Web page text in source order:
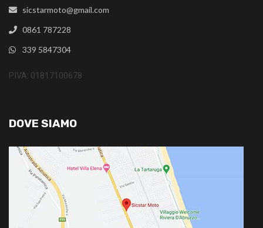
sicstarmoto@gmail.com
0861 787228
339 5847304
P.IVA: 01817100678
DOVE SIAMO